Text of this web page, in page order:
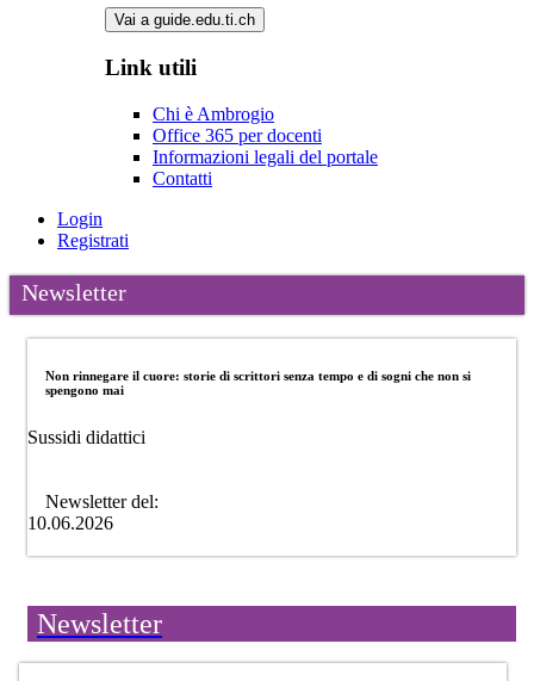
Vai a guide.edu.ti.ch
Link utili
Chi è Ambrogio
Office 365 per docenti
Informazioni legali del portale
Contatti
Login
Registrati
Newsletter
Non rinnegare il cuore: storie di scrittori senza tempo e di sogni che non si
spengono mai
Sussidi didattici
Newsletter del:
10.06.2026
Newsletter